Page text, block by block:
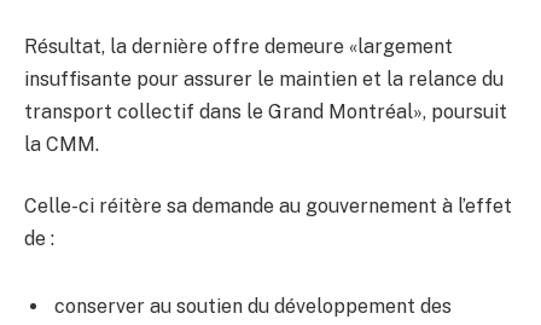
Résultat, la dernière offre demeure «largement
insuffisante pour assurer le maintien et la relance du
transport collectif dans le Grand Montréal», poursuit
la CMM.
Celle-ci réitère sa demande au gouvernement à l’effet
de :
conserver au soutien du développement des